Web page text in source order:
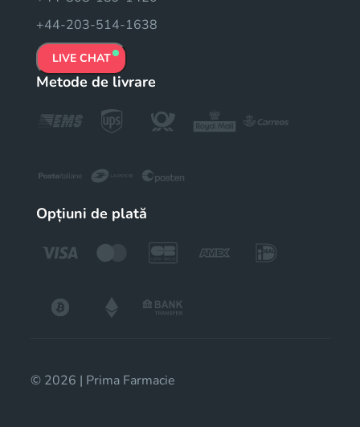
+44-203-514-1638
LIVE CHAT
Metode de livrare
Opțiuni de plată
© 2026 | Prima Farmacie